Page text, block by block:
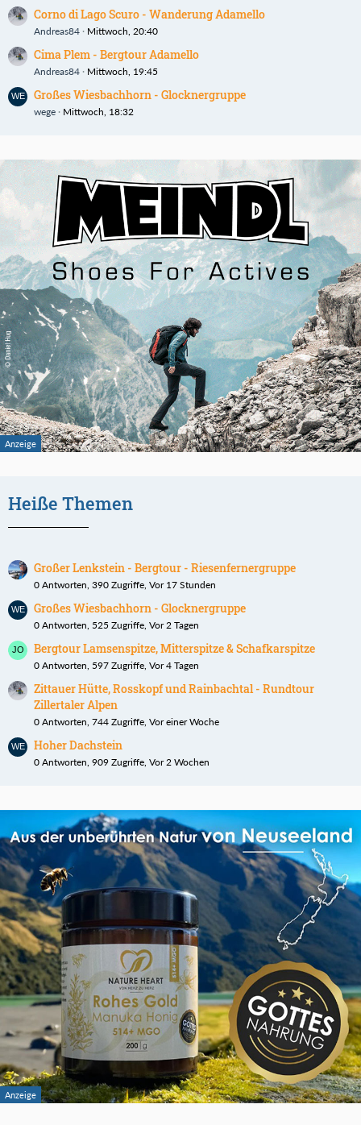
Corno di Lago Scuro - Wanderung Adamello
Andreas84 Mittwoch, 20:40
Cima Plem - Bergtour Adamello
Andreas84 Mittwoch, 19:45
Großes Wiesbachhorn - Glocknergruppe
wege Mittwoch, 18:32
Heiße Themen
Großer Lenkstein - Bergtour - Riesenfernergruppe
0 Antworten, 390 Zugriffe, Vor 17 Stunden
Großes Wiesbachhorn - Glocknergruppe
0 Antworten, 525 Zugriffe, Vor 2 Tagen
Bergtour Lamsenspitze, Mitterspitze & Schafkarspitze
0 Antworten, 597 Zugriffe, Vor 4 Tagen
Zittauer Hütte, Rosskopf und Rainbachtal - Rundtour
Zillertaler Alpen
0 Antworten, 744 Zugriffe, Vor einer Woche
Hoher Dachstein
0 Antworten, 909 Zugriffe, Vor 2 Wochen